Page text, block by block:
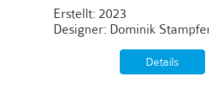
Erstellt: 2023
Designer: Dominik
Details